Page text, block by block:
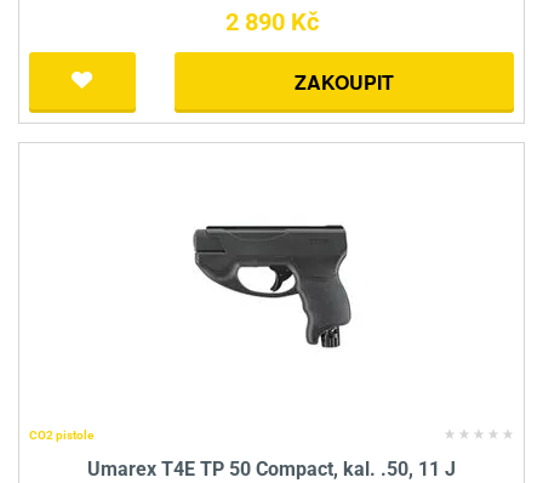
2 890 Kč
ZAKOUPIT
CO2 pistole
Umarex T4E TP 50 Compact, kal. .50, 11 J